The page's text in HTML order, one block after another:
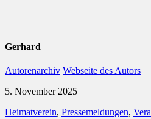
Gerhard
Autorenarchiv Webseite des Autors
5. November 2025
Heimatverein, Pressemeldungen,